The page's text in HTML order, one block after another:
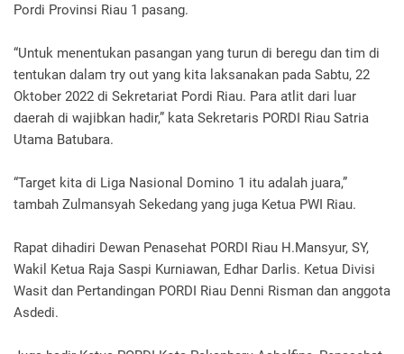
Pordi Provinsi Riau 1 pasang.
“Untuk menentukan pasangan yang turun di beregu dan tim di
tentukan dalam try out yang kita laksanakan pada Sabtu, 22
Oktober 2022 di Sekretariat Pordi Riau. Para atlit dari luar
daerah di wajibkan hadir,” kata Sekretaris PORDI Riau Satria
Utama Batubara.
“Target kita di Liga Nasional Domino 1 itu adalah juara,”
tambah Zulmansyah Sekedang yang juga Ketua PWI Riau.
Rapat dihadiri Dewan Penasehat PORDI Riau H.Mansyur, SY,
Wakil Ketua Raja Saspi Kurniawan, Edhar Darlis. Ketua Divisi
Wasit dan Pertandingan PORDI Riau Denni Risman dan anggota
Asdedi.